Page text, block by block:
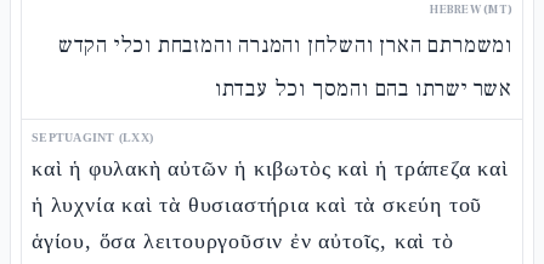
HEBREW (MT)
ומשמרתם הארן והשלחן והמנרה והמזבחת וכלי הקדש
אשר ישרתו בהם והמסך וכל עבדתו
SEPTUAGINT (LXX)
καὶ ἡ φυλακὴ αὐτῶν ἡ κιβωτὸς καὶ ἡ τράπεζα καὶ
ἡ λυχνία καὶ τὰ θυσιαστήρια καὶ τὰ σκεύη τοῦ
ἁγίου, ὅσα λειτουργοῦσιν ἐν αὐτοῖς, καὶ τὸ